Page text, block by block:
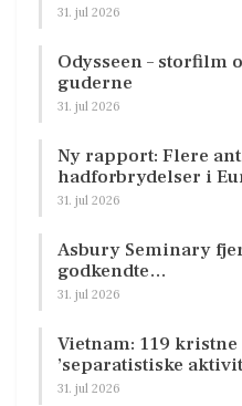
31. jul 2026
Odysseen –
guderne
31. jul 2026
Ny rapport: Flere
hadforbrydelser i
31. jul 2026
Asbury Seminary
godkendte…
31. jul 2026
Vietnam: 119
’separatistiske
31. jul 2026